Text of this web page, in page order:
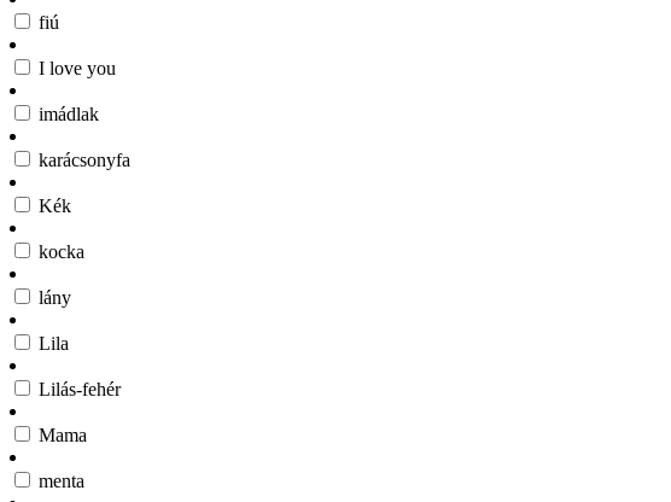
fiú
I love you
imádlak
karácsonyfa
Kék
kocka
lány
Lila
Lilás-fehér
Mama
menta